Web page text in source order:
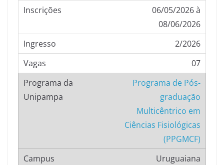
06/05/2026 à
08/06/2026
2/2026
07
Programa de Pós-
graduação
Multicêntrico em
Ciências Fisiológicas
(PPGMCF)
Uruguaiana